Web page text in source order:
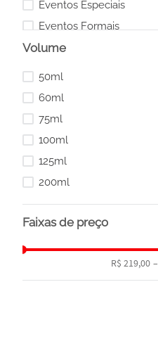
Eventos Especiais
Eventos Formais
inverno
Volume
50ml
60ml
75ml
100ml
125ml
200ml
Faixas de preço
R$ 219,00 –